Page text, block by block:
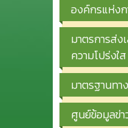
องค์กรแห่งก
มาตรการส่
ความโปร่งใส
มาตรฐานทา
ศูนย์ข้อมูลข่า